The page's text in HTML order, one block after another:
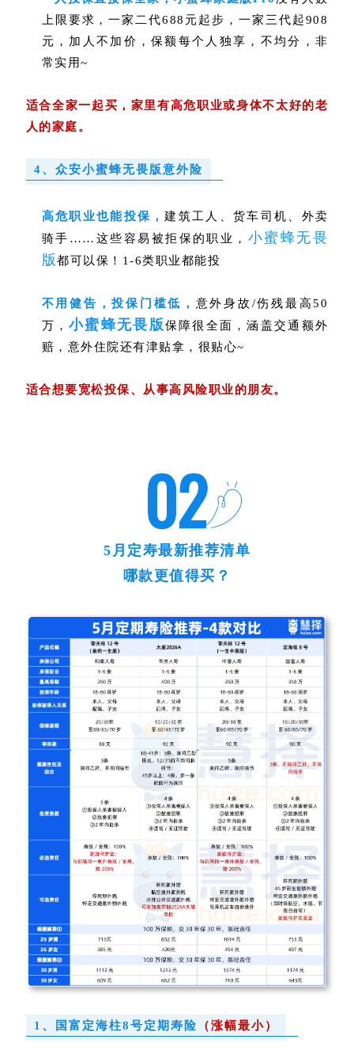
上限要求，一家二代688元起步，一家三代起908
元， 加人不加价，保额每个人独享，不均分，非
常实用~
适合全家一起买，家里有高危职业或身体不太好的老
人的家庭。
4、众安小蜜蜂无畏版意外险
高危职业也能投保，建筑工人、货车司机、外卖
骑手……这些容易被拒保的职业， 小蜜蜂无畏
版都可以保！1-6类职业都能投
不用健告，投保门槛低， 意外身故/伤残最高50
万，小蜜蜂无畏版保障很全面，涵盖交通额外
赔，意外住院还有津贴拿 ，很贴心~
适合想要宽松投保、从事高风险职业的朋友。
5月定寿最新推荐清单
哪款更值得买？
1、国富 定海柱8号定期寿险 （涨幅最小）